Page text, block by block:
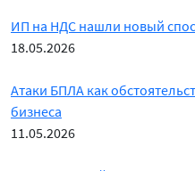
ИП на НДС нашли новый
18.05.2026
Атаки БПЛА как
бизнеса
11.05.2026